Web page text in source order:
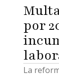
por
La